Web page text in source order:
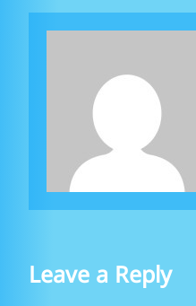
Leave a Reply